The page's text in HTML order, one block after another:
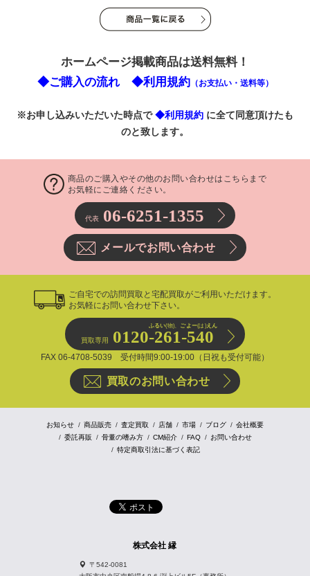
ホームページ掲載商品は送料無料！
◆ご購入の流れ
◆利用規約 （お支払い・送料等）
※お申し込みいただいた時点で◆利用規約 に全て同意頂けたも
のと致します。
商品のご購入やその他のお問い合わせはこちらまで
お気軽にご連絡ください。
代表 06-6251-1355
メールでお問い合わせ
ご自宅での訪問買取と宅配買取がご利用いただけます。
お気軽にお問い合わせ下さい。
ふるい(物)、 ごよー(は)えん
買取専用 0120-261-540
FAX 06-4708-5039 受付時間9:00-19:00（日祝も受付可能）
買取のお問い合わせ
お知らせ 商品販売 査定買取 店舗 市場 ブログ
会社概要
委託再販
骨董の嗜み方 CM紹介 FAQ
お問い合わせ
特定商取引法に基づく表記
株式会社 縁
〒542-0081